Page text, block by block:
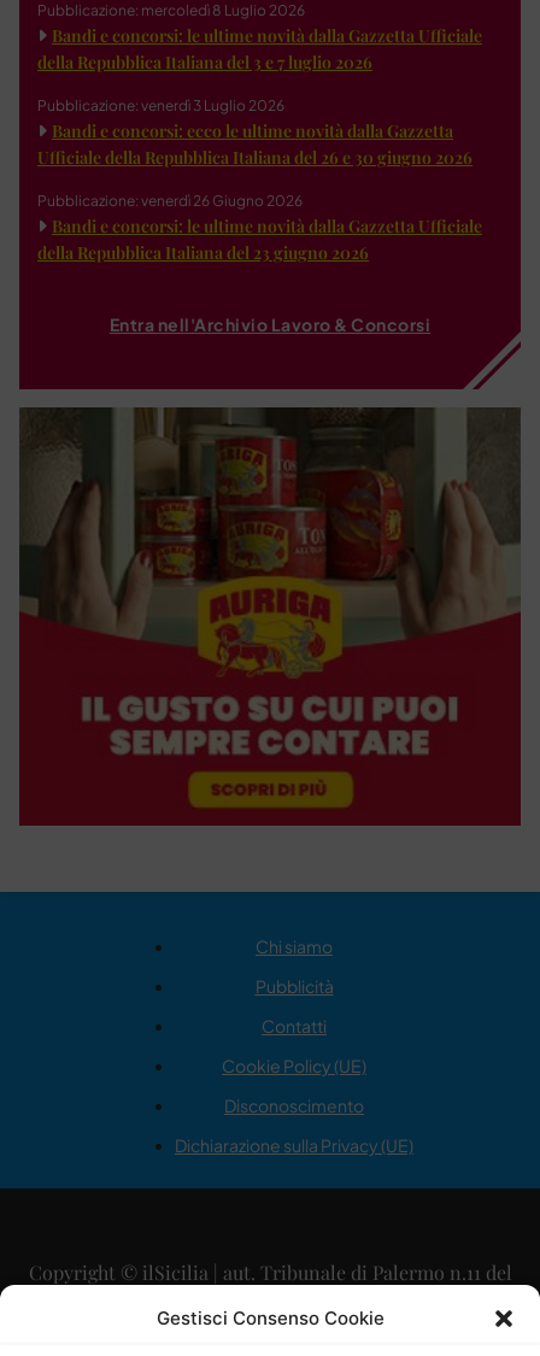
Gestisci Consenso Cookie
Pubblicazione: mercoledì 8 Luglio 2026
Bandi e concorsi: le ultime novità dalla Gazzetta Ufficiale
della Repubblica Italiana del 3 e 7 luglio 2026
Pubblicazione: venerdì 3 Luglio 2026
Bandi e concorsi: ecco le ultime novità dalla Gazzetta
Ufficiale della Repubblica Italiana del 26 e 30 giugno 2026
Pubblicazione: venerdì 26 Giugno 2026
Bandi e concorsi: le ultime novità dalla Gazzetta Ufficiale
della Repubblica Italiana del 23 giugno 2026
Entra nell'Archivio Lavoro & Concorsi
Chi siamo
Pubblicità
Contatti
Cookie Policy (UE)
Disconoscimento
Dichiarazione sulla Privacy (UE)
Copyright © ilSicilia | aut. Tribunale di Palermo n.11 del
29/09/2015